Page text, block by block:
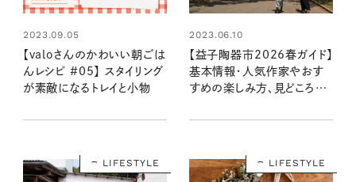
2023.09.05
【valoさんのかわいい朝ごは
んレシピ #05】 スタイリング
が素敵になるトレイと小物
2023.06.10
【益子陶器市2026春ガイド】
基本情報・人気作家やおす
すめの楽しみ方、見どころを
LIFESTYLE LIFESTYLE